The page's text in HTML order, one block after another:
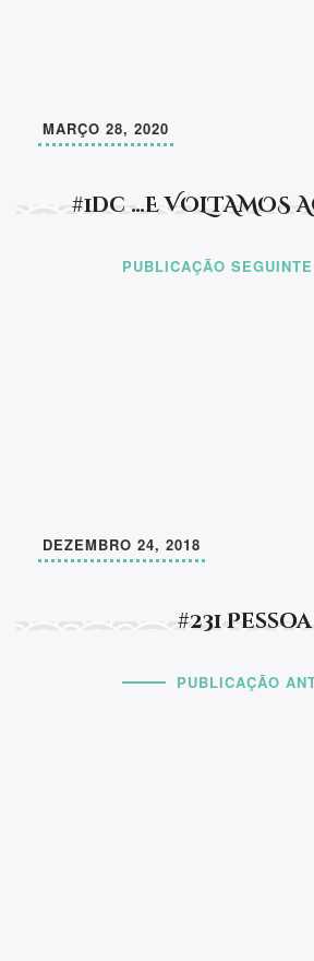
#1dc …E VOLTAMOS
MARÇO 28, 2020
PUBLICAÇÃO SEGUINTE
#231 Pessoa
DEZEMBRO 24, 2018
PUBLICAÇÃO